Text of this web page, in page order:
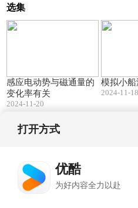
选集
感应电动势与磁通量的
变化率有关
2024-11-20
模拟小
2024-11-18
打开方式
优酷
为好内容全力以赴